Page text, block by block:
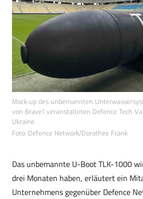
Mock-up des unbemannten
von Brave1 veranstalteten Defence Tech
Ukraine.
Foto: Defence Network/Dorothee Frank
Das unbemannte U-Boot TLK-1000
drei Monaten haben, erläutert ein
Unternehmens gegenüber Defence